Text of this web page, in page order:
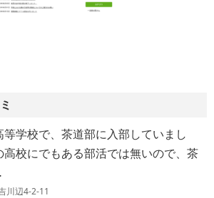
学校で、茶道部に入部していまし
校にでもある部活では無いので、茶
川辺4-2-11